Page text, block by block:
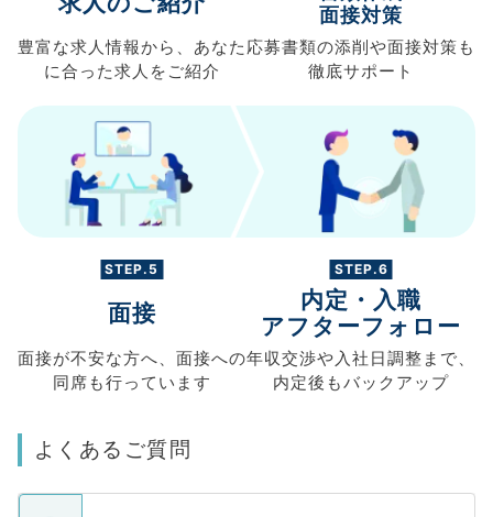
豊富な求人情報から、 あなた
に合った求人を ご紹介
面接対策
応募書類の添削や面接対策も
徹底サポート
STEP.5
面接
面接が不安な方へ、 面接への
同席も行っています
STEP.6
内定・入職
アフターフォロー
年収交渉や 入社日調整まで、
内定後もバックアップ
よくあるご質問